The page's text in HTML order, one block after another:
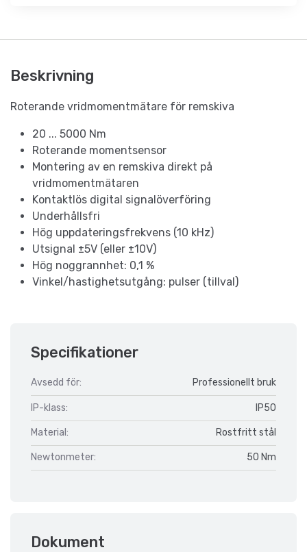
Beskrivning
Roterande vridmomentmätare för remskiva
20 ... 5000 Nm
Roterande momentsensor
Montering av en remskiva direkt på
vridmomentmätaren
Kontaktlös digital signalöverföring
Underhållsfri
Hög uppdateringsfrekvens (10 kHz)
Utsignal ±5V (eller ±10V)
Hög noggrannhet: 0,1 %
Vinkel/hastighetsutgång: pulser (tillval)
Specifikationer
Avsedd för: Professionellt bruk
IP-klass: IP50
Material: Rostfritt stål
Newtonmeter: 50 Nm
Dokument